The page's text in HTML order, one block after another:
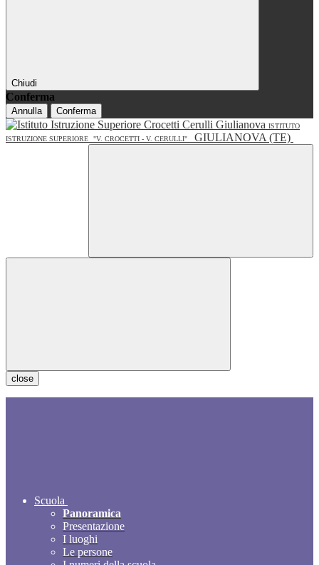
Chiudi
Conferma
Annulla Conferma
ISTITUTO
ISTRUZIONE SUPERIORE
"V. CROCETTI - V. CERULLI" GIULIANOVA (TE)
close
Scuola
Panoramica
Presentazione
I luoghi
Le persone